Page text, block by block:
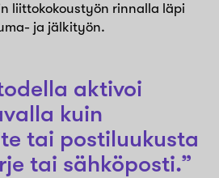
liittokokoustyön rinnalla läpi
ja jälkityön.
aktivoi
kuin
tai postiluukusta
tai sähköposti.”